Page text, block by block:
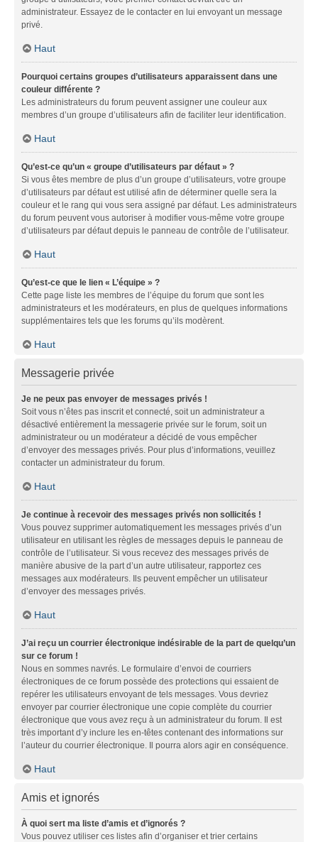
administrateur. Essayez de le contacter en lui envoyant un message
privé.
Haut
Pourquoi certains groupes d’utilisateurs apparaissent dans une
couleur différente ?
Les administrateurs du forum peuvent assigner une couleur aux
membres d’un groupe d’utilisateurs afin de faciliter leur identification.
Haut
Qu’est-ce qu’un « groupe d’utilisateurs par défaut » ?
Si vous êtes membre de plus d’un groupe d’utilisateurs, votre groupe
d’utilisateurs par défaut est utilisé afin de déterminer quelle sera la
couleur et le rang qui vous sera assigné par défaut. Les administrateurs
du forum peuvent vous autoriser à modifier vous-même votre groupe
d’utilisateurs par défaut depuis le panneau de contrôle de l’utilisateur.
Haut
Qu’est-ce que le lien « L’équipe » ?
Cette page liste les membres de l’équipe du forum que sont les
administrateurs et les modérateurs, en plus de quelques informations
supplémentaires tels que les forums qu’ils modèrent.
Haut
Messagerie privée
Je ne peux pas envoyer de messages privés !
Soit vous n’êtes pas inscrit et connecté, soit un administrateur a
désactivé entièrement la messagerie privée sur le forum, soit un
administrateur ou un modérateur a décidé de vous empêcher
d’envoyer des messages privés. Pour plus d’informations, veuillez
contacter un administrateur du forum.
Haut
Je continue à recevoir des messages privés non sollicités !
Vous pouvez supprimer automatiquement les messages privés d’un
utilisateur en utilisant les règles de messages depuis le panneau de
contrôle de l’utilisateur. Si vous recevez des messages privés de
manière abusive de la part d’un autre utilisateur, rapportez ces
messages aux modérateurs. Ils peuvent empêcher un utilisateur
d’envoyer des messages privés.
Haut
J’ai reçu un courrier électronique indésirable de la part de quelqu’un
sur ce forum !
Nous en sommes navrés. Le formulaire d’envoi de courriers
électroniques de ce forum possède des protections qui essaient de
repérer les utilisateurs envoyant de tels messages. Vous devriez
envoyer par courrier électronique une copie complète du courrier
électronique que vous avez reçu à un administrateur du forum. Il est
très important d’y inclure les en-têtes contenant des informations sur
l’auteur du courrier électronique. Il pourra alors agir en conséquence.
Haut
Amis et ignorés
À quoi sert ma liste d’amis et d’ignorés ?
Vous pouvez utiliser ces listes afin d’organiser et trier certains